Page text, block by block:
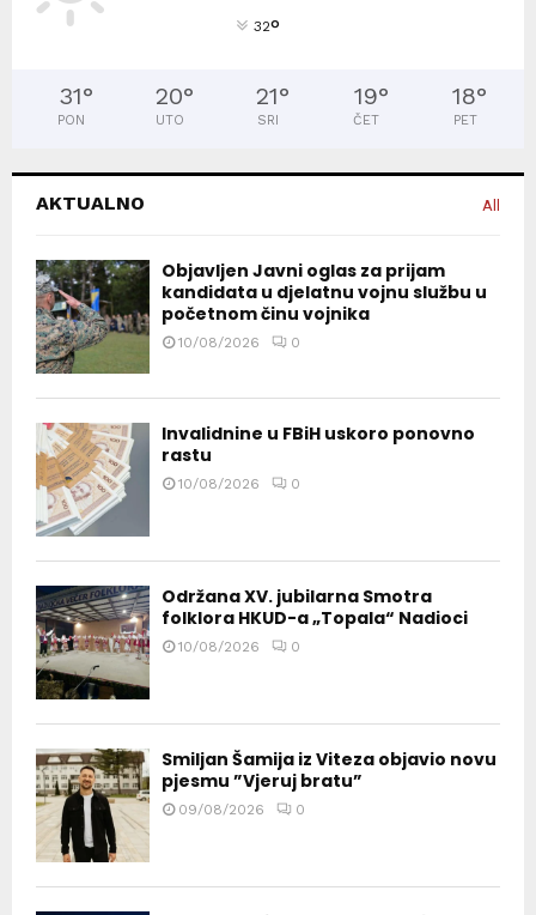
32°
31°
PON
20°
UTO
21°
SRI
19°
ČET
18°
PET
AKTUALNO All
Objavljen Javni oglas za prijam
kandidata u djelatnu vojnu službu u
početnom činu vojnika
10/08/2026 0
Invalidnine u FBiH uskoro ponovno
rastu
10/08/2026 0
Održana XV. jubilarna Smotra
folklora HKUD-a „Topala“ Nadioci
10/08/2026 0
Smiljan Šamija iz Viteza objavio novu
pjesmu ”Vjeruj bratu”
09/08/2026 0